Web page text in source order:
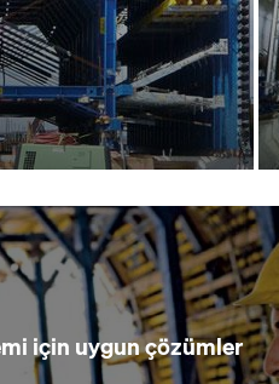
için uygun çözümler